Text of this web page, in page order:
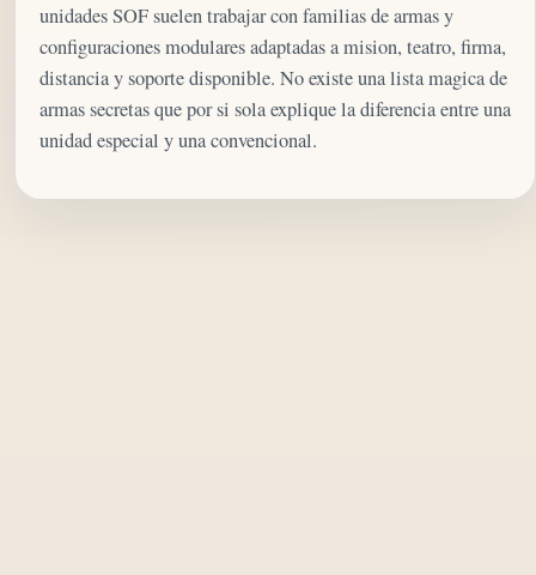
unidades SOF suelen trabajar con familias de armas y
configuraciones modulares adaptadas a mision, teatro, firma,
distancia y soporte disponible. No existe una lista magica de
armas secretas que por si sola explique la diferencia entre una
unidad especial y una convencional.